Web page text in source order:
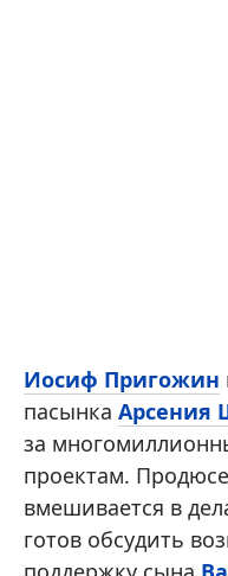
Иосиф Пригожин
пасынка Арсения
за
проектам.
вмешивается в
готов обсудить